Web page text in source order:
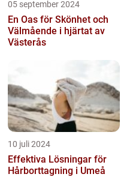
05 september 2024
En Oas för Skönhet och
Välmående i hjärtat av
Västerås
10 juli 2024
Effektiva Lösningar för
Hårborttagning i Umeå